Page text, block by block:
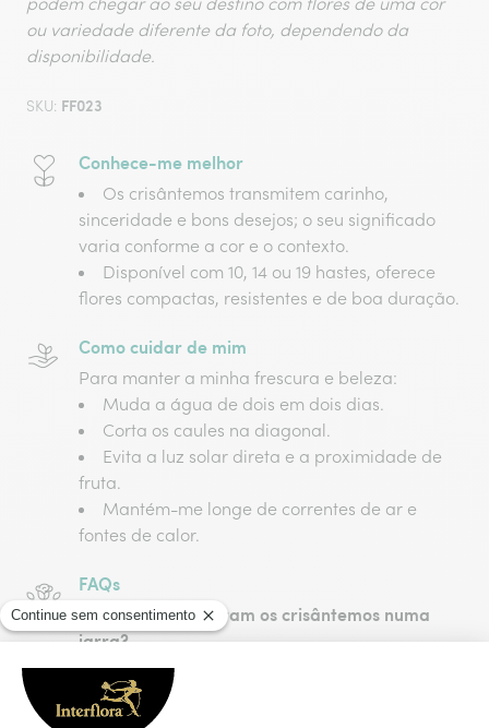
ou variedade diferente da foto, dependendo da
disponibilidade.
SKU: FF023
Conhece-me melhor
Os crisântemos transmitem carinho,
sinceridade e bons desejos; o seu significado
varia conforme a cor e o contexto.
Disponível com 10, 14 ou 19 hastes, oferece
flores compactas, resistentes e de boa duração.
Como cuidar de mim
Para manter a minha frescura e beleza:
Muda a água de dois em dois dias.
Corta os caules na diagonal.
Evita a luz solar direta e a proximidade de
fruta.
Mantém-me longe de correntes de ar e
fontes de calor.
FAQs
Quanto tempo duram os crisântemos numa
jarra?
Têm uma boa duração. Água limpa, caules
cortados e um local fresco ajudam a conservar
as flores durante mais tempo.